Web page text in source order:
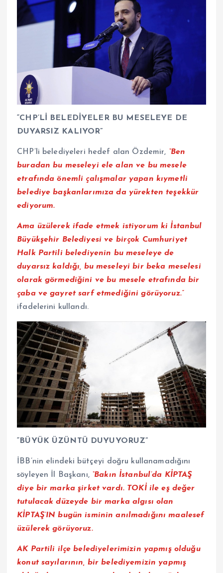
“CHP’Lİ BELEDİYELER BU MESELEYE DE
DUYARSIZ KALIYOR”
CHP’li belediyeleri hedef alan Özdemir, “Ben
buradan bu meseleyi ele alan ve bu mesele
etrafında önemli çalışmalar yapan kıymetli
belediye başkanlarımıza da yürekten teşekkür
ediyorum.
Ama üzülerek ifade etmek istiyorum ki İstanbul
Büyükşehir Belediyesi ve birçok Cumhuriyet
Halk Partili belediyenin bu meseleye de
duyarsız kaldığı, bu meseleyi bir beka meselesi
olarak görmediğini ve bu mesele etrafında bir
çaba ve gayret sarf etmediğini görüyoruz.”
ifadelerini kullandı.
“BÜYÜK ÜZÜNTÜ DUYUYORUZ”
İBB’nin elindeki bütçeyi doğru kullanamadığını
söyleyen İl Başkanı, “Bakın İstanbul’da KİPTAŞ
diye bir marka şirket vardı. TOKİ ile eş değer
tutulacak düzeyde bir marka algısı olan
KİPTAŞ’IN bugün isminin anılmadığını maalesef
üzülerek görüyoruz.
AK Partili ilçe belediyelerimizin yapmış olduğu
konut sayılarının, bir belediyemizin yapmış